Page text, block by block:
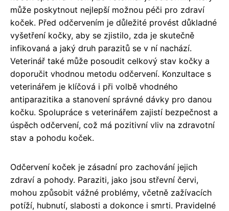
může poskytnout nejlepší možnou péči pro zdraví
koček. Před odčervením je důležité provést důkladné
vyšetření kočky, aby se zjistilo, zda je skutečně
infikovaná a jaký druh parazitů se v ní nachází.
Veterinář také může posoudit celkový stav kočky a
doporučit vhodnou metodu odčervení. Konzultace s
veterinářem je klíčová i při volbě vhodného
antiparazitika a stanovení správné dávky pro danou
kočku. Spolupráce s veterinářem zajistí bezpečnost a
úspěch odčervení, což má pozitivní vliv na zdravotní
stav a pohodu koček.
Odčervení koček je zásadní pro zachování jejich
zdraví a pohody. Paraziti, jako jsou střevní červi,
mohou způsobit vážné problémy, včetně zažívacích
potíží, hubnutí, slabosti a dokonce i smrti. Pravidelné